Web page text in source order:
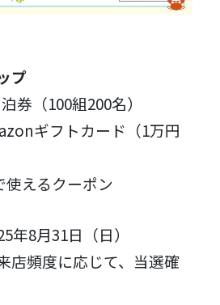
プ
券（100組200名）
ギフトカード（1万円
使えるクーポン
年8月31日（日）
店頻度に応じて、当選確